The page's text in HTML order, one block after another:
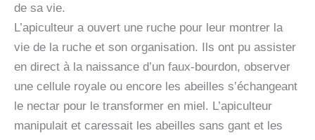
de sa vie.
L’apiculteur a ouvert une ruche pour leur montrer la
vie de la ruche et son organisation. Ils ont pu assister
en direct à la naissance d’un faux-bourdon, observer
une cellule royale ou encore les abeilles s’échangeant
le nectar pour le transformer en miel. L’apiculteur
manipulait et caressait les abeilles sans gant et les